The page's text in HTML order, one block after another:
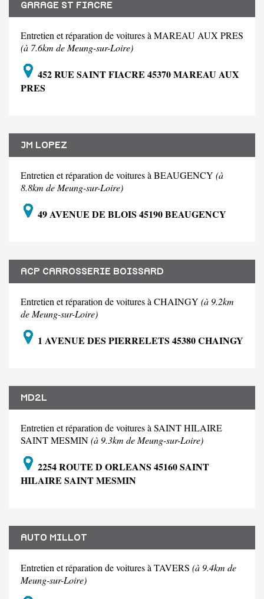
GARAGE ST FIACRE
Entretien et réparation de voitures à MAREAU AUX PRES
(à 7.6km de Meung-sur-Loire)
452 RUE SAINT FIACRE 45370 MAREAU AUX
PRES
JM LOPEZ
Entretien et réparation de voitures à BEAUGENCY (à
8.8km de Meung-sur-Loire)
49 AVENUE DE BLOIS 45190 BEAUGENCY
ACP CARROSSERIE BOISSARD
Entretien et réparation de voitures à CHAINGY (à 9.2km
de Meung-sur-Loire)
1 AVENUE DES PIERRELETS 45380 CHAINGY
MD2L
Entretien et réparation de voitures à SAINT HILAIRE
SAINT MESMIN(à 9.3km de Meung-sur-Loire)
2254 ROUTE D ORLEANS 45160 SAINT
HILAIRE SAINT MESMIN
AUTO MILLOT
Entretien et réparation de voitures à TAVERS (à 9.4km de
Meung-sur-Loire)